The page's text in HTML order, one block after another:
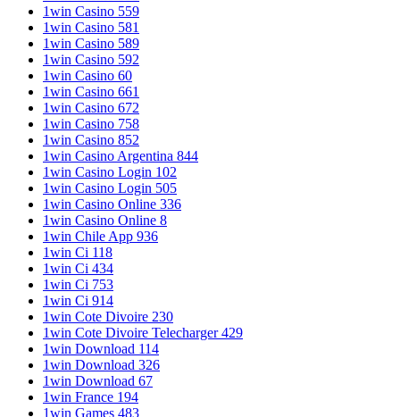
1win Casino 559
1win Casino 581
1win Casino 589
1win Casino 592
1win Casino 60
1win Casino 661
1win Casino 672
1win Casino 758
1win Casino 852
1win Casino Argentina 844
1win Casino Login 102
1win Casino Login 505
1win Casino Online 336
1win Casino Online 8
1win Chile App 936
1win Ci 118
1win Ci 434
1win Ci 753
1win Ci 914
1win Cote Divoire 230
1win Cote Divoire Telecharger 429
1win Download 114
1win Download 326
1win Download 67
1win France 194
1win Games 483